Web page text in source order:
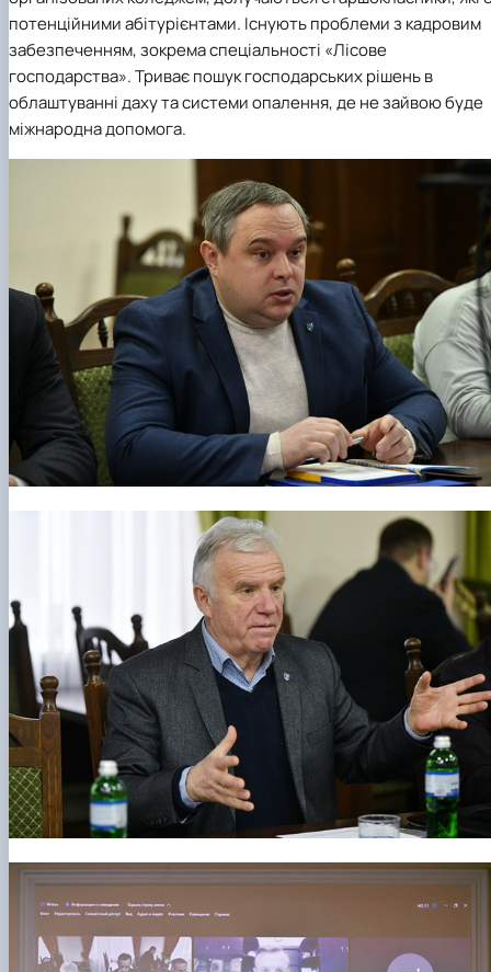
потенційними абітурієнтами. Існують проблеми з кадровим
забезпеченням, зокремаспеціальності «Лісове
господарства». Триває пошук господарських рішень в
облаштуванні даху та системи опалення, де не зайвою буде
міжнародна допомога.